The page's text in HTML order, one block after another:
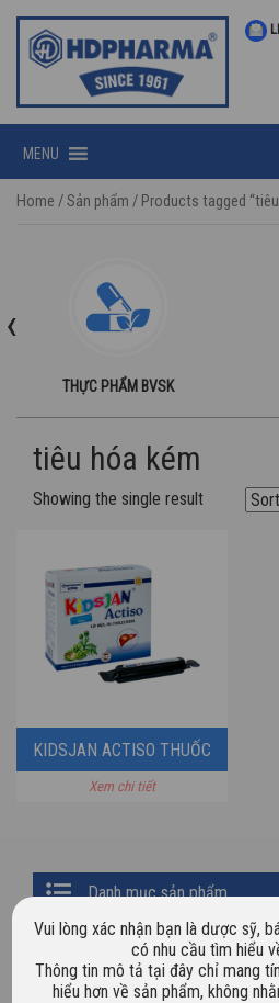
MENU
Home /Sản phẩm / Products tagged
THỰC PHẨM BVSK
‹
Primary
Sidebar
Danh mục sản phẩm
Chưa phân loại
Dược mỹ phẩm
tiêu hóa kém
Showing the single result
KIDSJAN ACTISO THUỐC
Xem chi tiết
Vui lòng xác nhận bạn là dược sỹ,
có nhu cầu tìm hiểu
Thông tin mô tả tại đây chỉ mang
hiểu hơn về sản phẩm, không